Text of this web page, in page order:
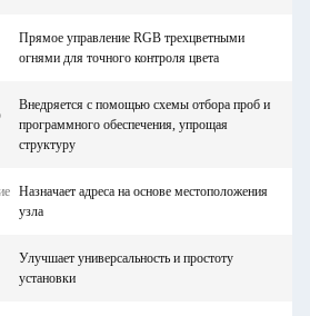
Прямое управление RGB трехцветными
огнями для точного контроля цвета
Внедряется с помощью схемы отбора проб и
программного обеспечения, упрощая
структуру
Назначает адреса на основе местоположения
узла
Улучшает универсальность и простоту
установки